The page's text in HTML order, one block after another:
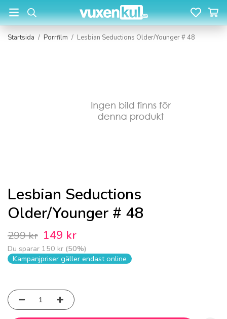
Startsida / Porrfilm / Lesbian Seductions Older/Younger # 48
Lesbian Seductions
Older/Younger # 48
299 kr 149 kr
Du sparar 150 kr (50%)
Kampanjpriser gäller endast online